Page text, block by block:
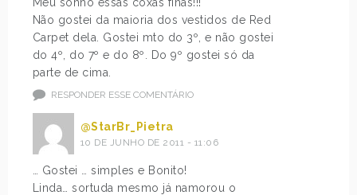
Não gostei da maioria dos vestidos de Red
Carpet dela. Gostei mto do 3º, e não gostei
do 4º, do 7º e do 8º. Do 9º gostei só da
parte de cima.
RESPONDER ESSE COMENTÁRIO
@StarBr_Pietra
10 DE JUNHO DE 2011 - 11:06
… Gostei … simples e Bonito!
Linda… sortuda mesmo já namorou o